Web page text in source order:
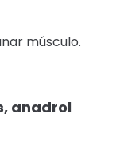
músculo.
anadrol